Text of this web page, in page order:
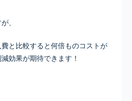
、
と比較すると何倍ものコストが
効果が期待できます！